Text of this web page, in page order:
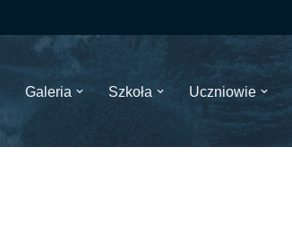
Galeria Szkoła Uczniowie